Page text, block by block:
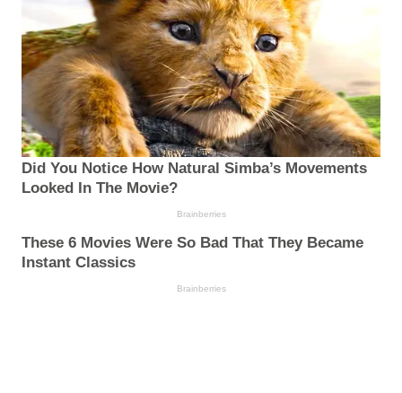
Did You Notice How Natural Simba’s Movements
Looked In The Movie?
Brainberries
These 6 Movies Were So Bad That They Became
Instant Classics
Brainberries